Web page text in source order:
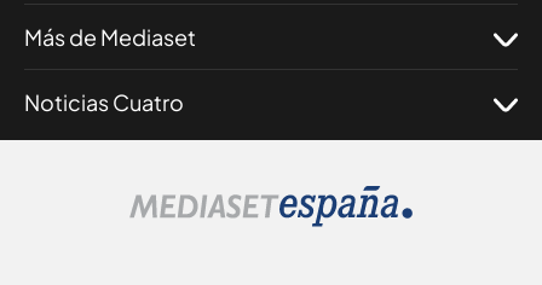
Más de Mediaset
Noticias Cuatro